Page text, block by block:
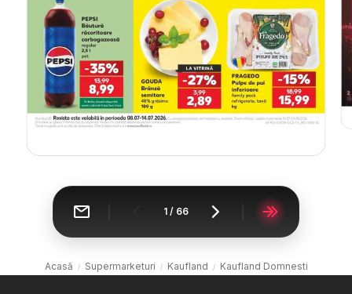
1 / 66
Acasă Supermarketuri Kaufland Kaufland Domnesti